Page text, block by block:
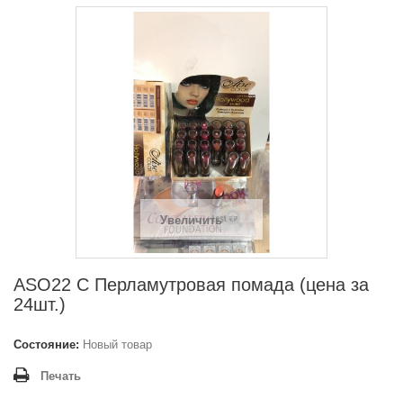
Увеличить
ASO22 C Перламутровая помада (цена за
24шт.)
Состояние: Новый товар
Печать